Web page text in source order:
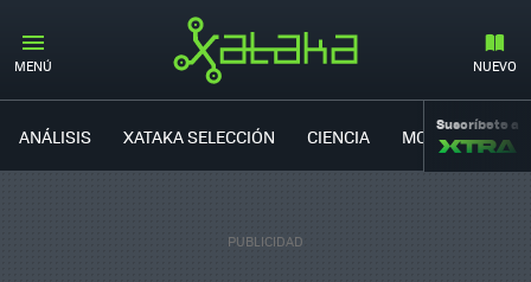
MENÚ NUEVO
ANÁLISIS XATAKA SELECCIÓN CIENCIA MOVILIDAD
Suscríbete a